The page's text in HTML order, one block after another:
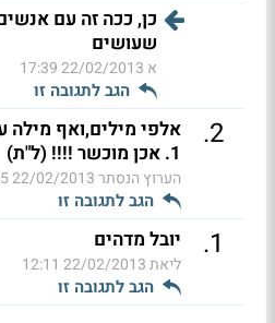
כן, ככה זה עם
שעושים
א 22/02/2013 17:39
הגב לתגובה זו
2
.
אלפי מילים,ואף מילה
1. אכן מוכשר !!!! (ל"ת)
הערוץ הנסתר22/02/2013 12:25
הגב לתגובה זו
1
. יובל מדהים
ליאת22/02/2013 12:11
הגב לתגובה זו